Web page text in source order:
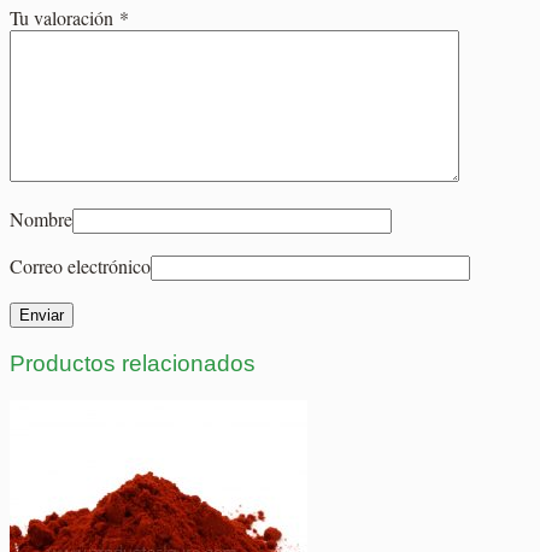
Tu valoración *
Nombre
Correo electrónico
Productos relacionados